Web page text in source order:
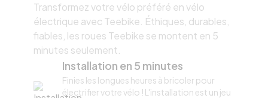
Transformez votre vélo préféré en vélo
électrique avec Teebike. Éthiques, durables,
fiables, les roues Teebike se montent en 5
minutes seulement.
Installation en 5 minutes
Finies les longues heures à bricoler pour
électrifier votre vélo ! L'installation est un jeu